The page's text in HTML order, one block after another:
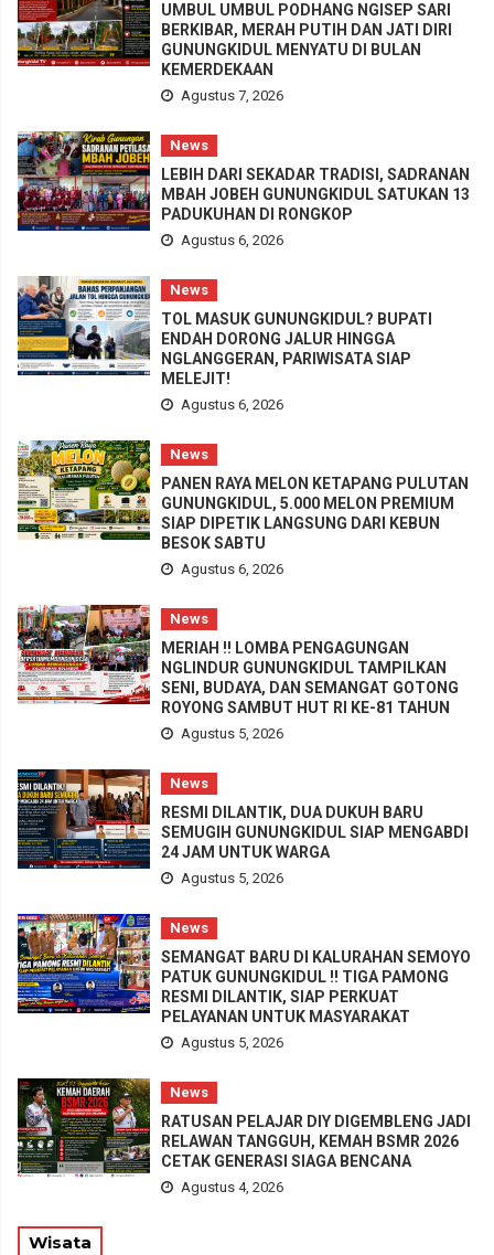
UMBUL UMBUL PODHANG NGISEP SARI
BERKIBAR, MERAH PUTIH DAN JATI DIRI
GUNUNGKIDUL MENYATU DI BULAN
KEMERDEKAAN
Agustus 7, 2026
News
LEBIH DARI SEKADAR TRADISI, SADRANAN
MBAH JOBEH GUNUNGKIDUL SATUKAN 13
PADUKUHAN DI RONGKOP
Agustus 6, 2026
News
TOL MASUK GUNUNGKIDUL? BUPATI
ENDAH DORONG JALUR HINGGA
NGLANGGERAN, PARIWISATA SIAP
MELEJIT!
Agustus 6, 2026
News
PANEN RAYA MELON KETAPANG PULUTAN
GUNUNGKIDUL, 5.000 MELON PREMIUM
SIAP DIPETIK LANGSUNG DARI KEBUN
BESOK SABTU
Agustus 6, 2026
News
MERIAH !! LOMBA PENGAGUNGAN
NGLINDUR GUNUNGKIDUL TAMPILKAN
SENI, BUDAYA, DAN SEMANGAT GOTONG
ROYONG SAMBUT HUT RI KE-81 TAHUN
Agustus 5, 2026
News
RESMI DILANTIK, DUA DUKUH BARU
SEMUGIH GUNUNGKIDUL SIAP MENGABDI
24 JAM UNTUK WARGA
Agustus 5, 2026
News
SEMANGAT BARU DI KALURAHAN SEMOYO
PATUK GUNUNGKIDUL !! TIGA PAMONG
RESMI DILANTIK, SIAP PERKUAT
PELAYANAN UNTUK MASYARAKAT
Agustus 5, 2026
News
RATUSAN PELAJAR DIY DIGEMBLENG JADI
RELAWAN TANGGUH, KEMAH BSMR 2026
CETAK GENERASI SIAGA BENCANA
Agustus 4, 2026
Wisata